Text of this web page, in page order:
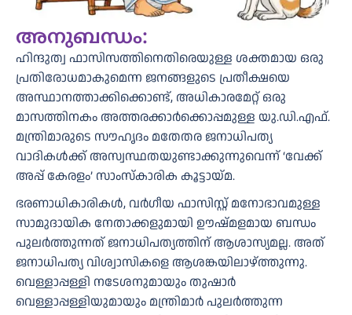
അനുബന്ധം:
ഹിന്ദുത്വ ഫാസിസത്തിനെതിരെയുള്ള ശക്തമായ ഒരു
പ്രതിരോധമാകുമെന്ന ജനങ്ങളുടെ പ്രതീക്ഷയെ
അസ്ഥാനത്താക്കിക്കൊണ്ട്, അധികാരമേറ്റ് ഒരു
മാസത്തിനകം അത്തരക്കാർക്കൊപ്പമുള്ള യു.ഡി.എഫ്.
മന്ത്രിമാരുടെ സൗഹൃദം മതേതര ജനാധിപത്യ
വാദികൾക്ക് അസ്വസ്ഥതയുണ്ടാക്കുന്നുവെന്ന് ‘വേക്ക്
അപ്പ് കേരളം’ സാംസ്കാരിക കൂട്ടായ്മ.
ഭരണാധികാരികൾ, വർഗീയ ഫാസിസ്റ്റ് മനോഭാവമുള്ള
സാമുദായിക നേതാക്കളുമായി ഊഷ്മളമായ ബന്ധം
പുലർത്തുന്നത് ജനാധിപത്യത്തിന് ആശാസ്യമല്ല. അത്
ജനാധിപത്യ വിശ്വാസികളെ ആശങ്കയിലാഴ്ത്തുന്നു.
വെള്ളാപ്പള്ളി നടേശനുമായും തുഷാർ
വെള്ളാപ്പള്ളിയുമായും മന്ത്രിമാർ പുലർത്തുന്ന